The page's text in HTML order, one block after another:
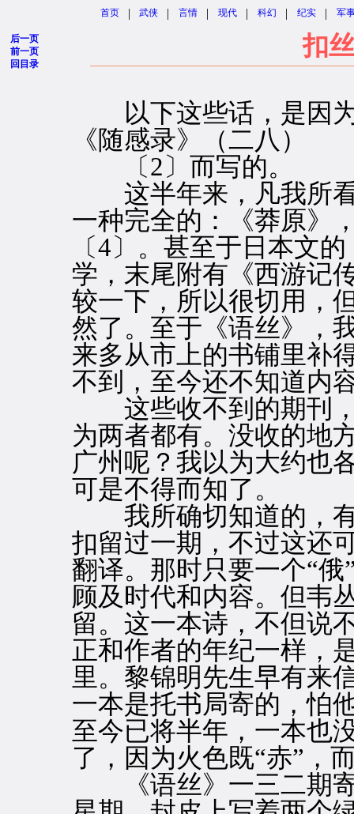
首页 | 武侠 | 言情 | 现代 | 科幻 | 纪实 | 军
后一页
前一页
回目录
扣
以下这些话，是因为
《随感录》（二八）
〔2〕而写的。
这半年来，凡我所看
一种完全的：《莽原》
〔4〕。甚至于日本文
学，末尾附有《西游记
较一下，所以很切用，
然了。至于《语丝》，
来多从市上的书铺里补
不到，至今还不知道内
这些收不到的期刊，
为两者都有。没收的地
广州呢？我以为大约也
可是不得而知了。
我所确切知道的，有
扣留过一期，不过这还
翻译。那时只要一个“
顾及时代和内容。但韦
留。这一本诗，不但说
正和作者的年纪一样，
里。黎锦明先生早有来
一本是托书局寄的，怕
至今已将半年，一本也
了，因为火色既“赤”，
《语丝》一三二期寄